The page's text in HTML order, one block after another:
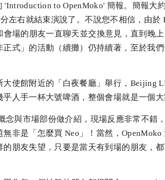
'Introduction to OpenMoko' 簡報。簡報大
左右就結束演說了。不說您不相信，由於
會場的朋友一直聊天並交換意見，直到晚
式」的活動（續攤）仍持續著，至於我
使館附近的「白夜餐廳」舉行，Beijing
人手一杯大號啤酒，整個會場就是一個大
念與市場部份做介紹，現場反應非常不錯
非是「怎麼買 Neo」！當然，
朋友失望，只要是當天有到場的朋友，